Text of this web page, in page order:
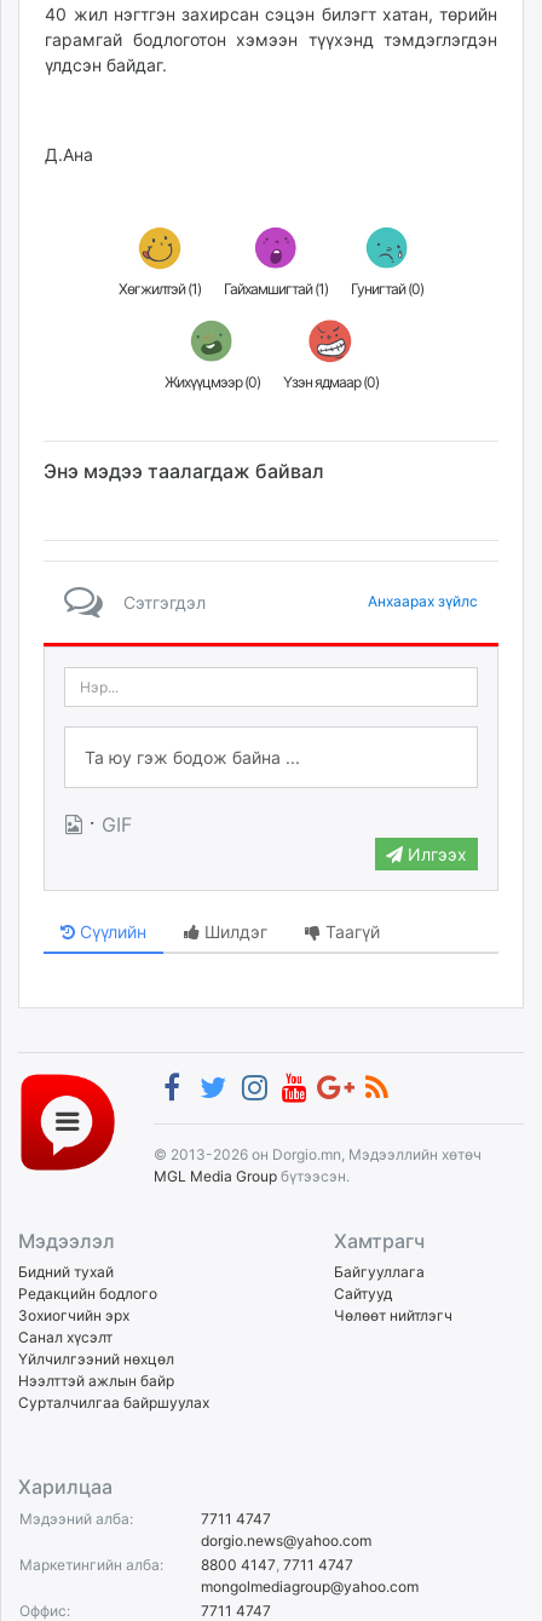
40 жил нэгтгэн захирсан сэцэн билэгт хатан, төрийн
гарамгай бодлоготон хэмээн түүхэнд тэмдэглэгдэн
үлдсэн байдаг.
Д.Ана
Хөгжилтэй (1) Гайхамшигтай (1) Гунигтай (0)
Жихүүцмээр (0) Үзэн ядмаар (0)
Энэ мэдээ таалагдаж байвал
Сэтгэгдэл Анхаарах зүйлс
· GIF
Илгээх
Сүүлийн Шилдэг Таагүй
© 2013-2026 он Dorgio.mn, Мэдээллийн хөтөч
MGL Media Group бүтээсэн.
Мэдээлэл
Бидний тухай
Редакцийн бодлого
Зохиогчийн эрх
Санал хүсэлт
Үйлчилгээний нөхцөл
Нээлттэй ажлын байр
Сурталчилгаа байршуулах
Хамтрагч
Байгууллага
Сайтууд
Чөлөөт нийтлэгч
Харилцаа
Мэдээний алба:
7711 4747
dorgio.news@yahoo.com
Маркетингийн алба:
8800 4147 7711 4747
mongolmediagroup@yahoo.com
Оффис:
7711 4747